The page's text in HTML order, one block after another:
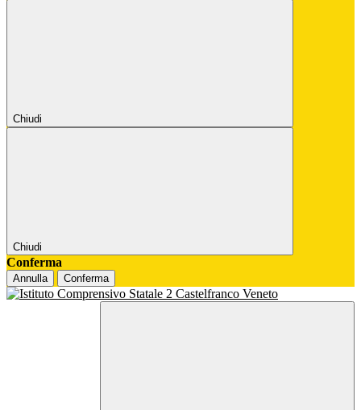
Chiudi
Chiudi
Conferma
Annulla Conferma